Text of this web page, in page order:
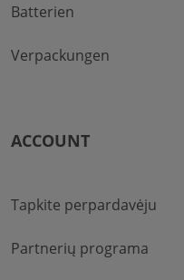
Batterien
Verpackungen
ACCOUNT
Tapkite perpardavėju
Partnerių programa